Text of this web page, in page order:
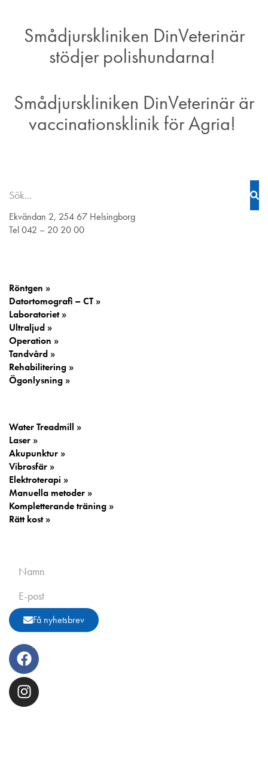
Smådjurskliniken DinVeterinär
stödjer polishundarna!
Smådjurskliniken DinVeterinär är
vaccinationsklinik för Agria!
Ekvändan 2, 254 67 Helsingborg
Tel 042 – 20 20 00
Röntgen »
Datortomografi – CT »
Laboratoriet »
Ultraljud »
Operation »
Tandvård »
Rehabilitering »
Ögonlysning »
Water Treadmill »
Laser »
Akupunktur »
Vibrosfär »
Elektroterapi »
Manuella metoder »
Kompletterande träning »
Rätt kost »
Få nyhetsbrev